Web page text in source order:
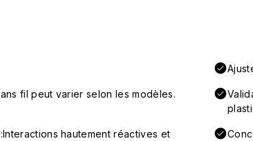
fil peut varier selon les modèles.
hautement réactives et